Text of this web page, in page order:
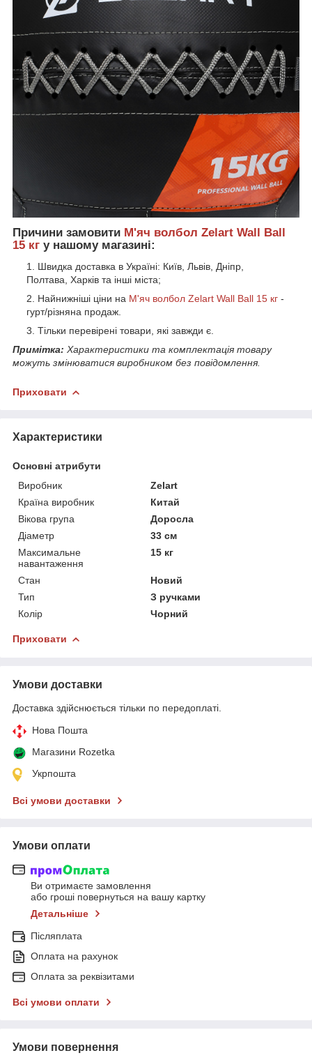
Причини замовити М'яч волбол Zelart Wall Ball
15 кг у нашому магазині:
Швидка доставка в Україні: Київ, Львів, Дніпр,
Полтава, Харків та інші міста;
Найнижніші ціни на М'яч волбол Zelart Wall Ball 15 кг -
гурт/різняна продаж.
Тільки перевірені товари, які завжди є.
Примітка: Характеристики та комплектація товару
можуть змінюватися виробником без повідомлення.
Приховати
Характеристики
Основні атрибути
Виробник
Zelart
Країна виробник
Китай
Вікова група
Доросла
Діаметр
33 см
Максимальне
навантаження
15 кг
Стан
Новий
Тип
З ручками
Колір
Чорний
Приховати
Умови доставки
Доставка здійснюється тільки по передоплаті.
Нова Пошта
Магазини Rozetka
Укрпошта
Всі умови доставки
Умови оплати
Ви отримаєте замовлення
або гроші повернуться на вашу картку
Детальніше
Післяплата
Оплата на рахунок
Оплата за реквізитами
Всі умови оплати
Умови повернення